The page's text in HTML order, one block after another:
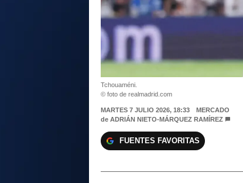
Tchouaméni.
© foto de realmadrid.com
MARTES 7 JULIO 2026, 18:33
MERCADO
de ADRIÁN NIETO-MÁRQUEZ RAMÍREZ
FUENTES FAVORITAS